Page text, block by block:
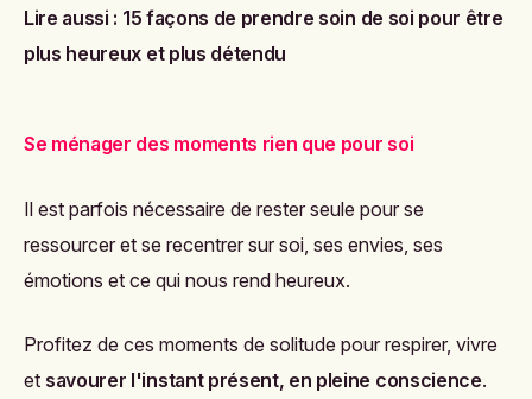
Lire aussi : 15 façons de prendre soin de soi pour être
plus heureux et plus détendu
Se ménager des moments rien que pour soi
Il est parfois nécessaire de rester seule pour se
ressourcer et se recentrer sur soi, ses envies, ses
émotions et ce qui nous rend heureux.
Profitez de ces moments de solitude pour respirer, vivre
et savourer l'instant présent, en pleine conscience.